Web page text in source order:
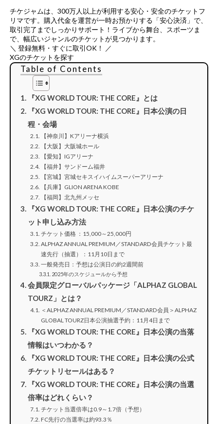
チケジャムは、 300万人以上が利用する安心・安全のチケットフ
リマです。購入代金を運営が一時お預かりする「安心決済」で、
取引完了までしっかりサポート！ライブから舞台、スポーツま
で、幅広いジャンルのチケットが見つかります。
＼ 登録無料・すぐに取引OK！ ／
XGのチケットを探す
Table of Contents
『XG WORLD TOUR: THE CORE』とは
『XG WORLD TOUR: THE CORE』日本公演の日
程・会場
【神奈川】Kアリーナ横浜
【大阪】大阪城ホール
【愛知】IGアリーナ
【福井】サンドーム福井
【宮城】宮城セキスイハイムスーパーアリーナ
【兵庫】GLION ARENA KOBE
【福岡】北九州メッセ
『XG WORLD TOUR: THE CORE』日本公演のチケ
ット申し込み方法
チケット価格 ：15,000～25,000円
ALPHAZ ANNUAL PREMIUM／STANDARD会員チケット最
速先行（抽選）：11月10日まで
一般発売日：予想は公演日の約2週間前
2025年のスケジュールから予想
会員限定グローバルパッケージ「ALPHAZ GLOBAL
TOURZ」とは？
＜ALPHAZ ANNUAL PREMIUM／STANDARD会員＞ALPHAZ
GLOBAL TOURZ日本公演抽選予約：11月4日まで
『XG WORLD TOUR: THE CORE』日本公演の当落
情報はいつわかる？
『XG WORLD TOUR: THE CORE』日本公演の公式
チケットリセールはある？
『XG WORLD TOUR: THE CORE』日本公演の当選
倍率はどれくらい？
チケット当選倍率は0.9～1.7倍（予想）
FC先行の当選率は約93.3％